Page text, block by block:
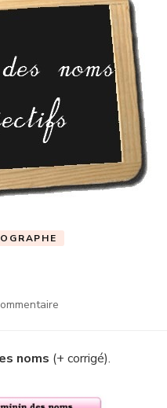
féminin
noms (+ corrigé).